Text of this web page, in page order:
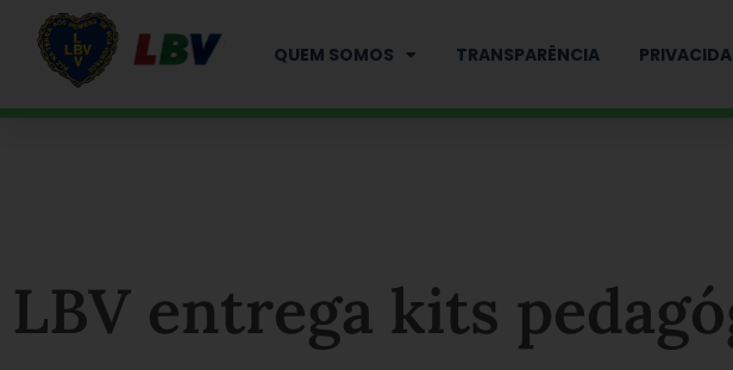
QUEM SOMOS TRANSPARÊNCIA
LBV entrega kits